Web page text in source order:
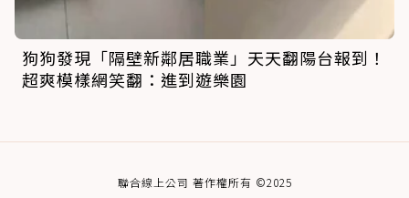
狗狗發現「隔壁新鄰居職業」天天翻陽台報到！
超爽模樣網笑翻：進到遊樂園
聯合線上公司 著作權所有 ©2025